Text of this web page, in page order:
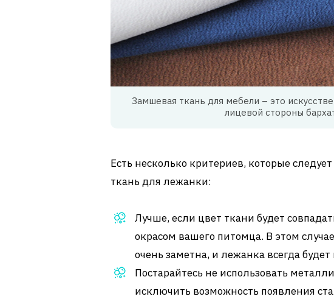
Замшевая ткань для мебели – это
лицевой стороны
Есть несколько критериев, которые
ткань для лежанки:
Лучше, если цвет ткани будет
окрасом вашего питомца. В этом
очень заметна, и лежанка всегда
Постарайтесь не использовать
исключить возможность появления